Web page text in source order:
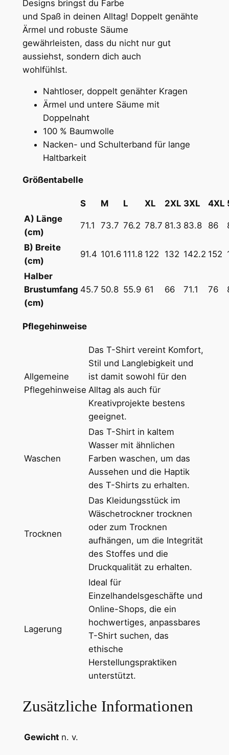
,
6
8
a
v
y
w
e
i
e
-
S
h
r
t
m
t
d
h
u
e
Designs bringst du Farbe
und Spaß in deinen Alltag! Doppelt genähte
Ärmel und robuste Säume
gewährleisten, dass du nicht nur gut
aussiehst, sondern dich auch
wohlfühlst.
Nahtloser, doppelt genähter Kragen
Ärmel und untere Säume mit
Doppelnaht
100 % Baumwolle
Nacken- und Schulterband für lange
Haltbarkeit
Größentabelle
S M L XL 2XL 3XL 4XL
A) Länge
(cm)
71.1 73.7 76.2 78.7 81.3 83.8 86
B) Breite
(cm)
91.4 101.6 111.8 122 132 142.2 152
Halber
Brustumfang
(cm)
45.7 50.8 55.9 61 66 71.1 76
Pflegehinweise
Allgemeine
Pflegehinweise
Das T-Shirt vereint Komfort,
Stil und Langlebigkeit und
ist damit sowohl für den
Alltag als auch für
Kreativprojekte bestens
geeignet.
Waschen
Das T-Shirt in kaltem
Wasser mit ähnlichen
Farben waschen, um das
Aussehen und die Haptik
des T-Shirts zu erhalten.
Trocknen
Das Kleidungsstück im
Wäschetrockner trocknen
oder zum Trocknen
aufhängen, um die Integrität
des Stoffes und die
Druckqualität zu erhalten.
Lagerung
Ideal für
Einzelhandelsgeschäfte und
Online-Shops, die ein
hochwertiges, anpassbares
T-Shirt suchen, das
ethische
Herstellungspraktiken
unterstützt.
Zusätzliche Informationen
Gewicht n. v.